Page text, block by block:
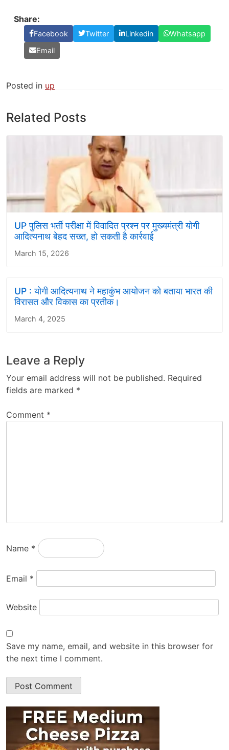
Share:
Facebook Twitter Linkedin
Whatsapp
Email
Posted in up
Related Posts
UP पुलिस भर्ती परीक्षा में विवादित प्रश्न पर मुख्यमंत्री योगी
आदित्यनाथ बेहद सख्त, हो सकती है कार्रवाई
March 15, 2026
UP : योगी आदित्यनाथ ने महाकुंभ आयोजन को बताया भारत की
विरासत और विकास का प्रतीक।
March 4, 2025
Leave a Reply
Your email address will not be published. Required
fields are marked *
Comment *
Name *
Email *
Website
Save my name, email, and website in this browser for
the next time I comment.